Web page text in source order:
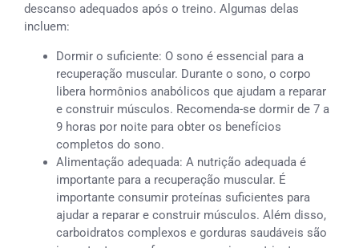
descanso adequados após o treino. Algumas delas
incluem:
Dormir o suficiente: O sono é essencial para a
recuperação muscular. Durante o sono, o corpo
libera hormônios anabólicos que ajudam a reparar
e construir músculos. Recomenda-se dormir de 7 a
9 horas por noite para obter os benefícios
completos do sono.
Alimentação adequada: A nutrição adequada é
importante para a recuperação muscular. É
importante consumir proteínas suficientes para
ajudar a reparar e construir músculos. Além disso,
carboidratos complexos e gorduras saudáveis ​​são